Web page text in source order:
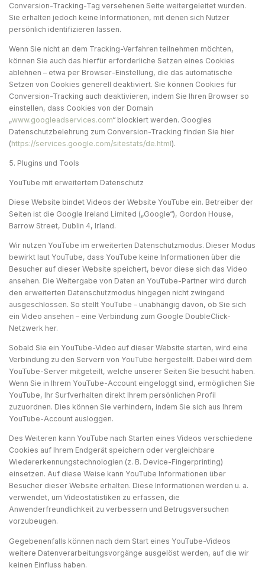
Conversion-Tracking-Tag versehenen Seite weitergeleitet wurden.
Sie erhalten jedoch keine Informationen, mit denen sich Nutzer
persönlich identifizieren lassen.
Wenn Sie nicht an dem Tracking-Verfahren teilnehmen möchten,
können Sie auch das hierfür erforderliche Setzen eines Cookies
ablehnen – etwa per Browser-Einstellung, die das automatische
Setzen von Cookies generell deaktiviert. Sie können Cookies für
Conversion-Tracking auch deaktivieren, indem Sie Ihren Browser so
einstellen, dass Cookies von der Domain
„www.googleadservices.com“ blockiert werden. Googles
Datenschutzbelehrung zum Conversion-Tracking finden Sie hier
(https://services.google.com/sitestats/de.html).
5. Plugins und Tools
YouTube mit erweitertem Datenschutz
Diese Website bindet Videos der Website YouTube ein. Betreiber der
Seiten ist die Google Ireland Limited („Google“), Gordon House,
Barrow Street, Dublin 4, Irland.
Wir nutzen YouTube im erweiterten Datenschutzmodus. Dieser Modus
bewirkt laut YouTube, dass YouTube keine Informationen über die
Besucher auf dieser Website speichert, bevor diese sich das Video
ansehen. Die Weitergabe von Daten an YouTube-Partner wird durch
den erweiterten Datenschutzmodus hingegen nicht zwingend
ausgeschlossen. So stellt YouTube – unabhängig davon, ob Sie sich
ein Video ansehen – eine Verbindung zum Google DoubleClick-
Netzwerk her.
Sobald Sie ein YouTube-Video auf dieser Website starten, wird eine
Verbindung zu den Servern von YouTube hergestellt. Dabei wird dem
YouTube-Server mitgeteilt, welche unserer Seiten Sie besucht haben.
Wenn Sie in Ihrem YouTube-Account eingeloggt sind, ermöglichen Sie
YouTube, Ihr Surfverhalten direkt Ihrem persönlichen Profil
zuzuordnen. Dies können Sie verhindern, indem Sie sich aus Ihrem
YouTube-Account ausloggen.
Des Weiteren kann YouTube nach Starten eines Videos verschiedene
Cookies auf Ihrem Endgerät speichern oder vergleichbare
Wiedererkennungstechnologien (z. B. Device-Fingerprinting)
einsetzen. Auf diese Weise kann YouTube Informationen über
Besucher dieser Website erhalten. Diese Informationen werden u. a.
verwendet, um Videostatistiken zu erfassen, die
Anwenderfreundlichkeit zu verbessern und Betrugsversuchen
vorzubeugen.
Gegebenenfalls können nach dem Start eines YouTube-Videos
weitere Datenverarbeitungsvorgänge ausgelöst werden, auf die wir
keinen Einfluss haben.